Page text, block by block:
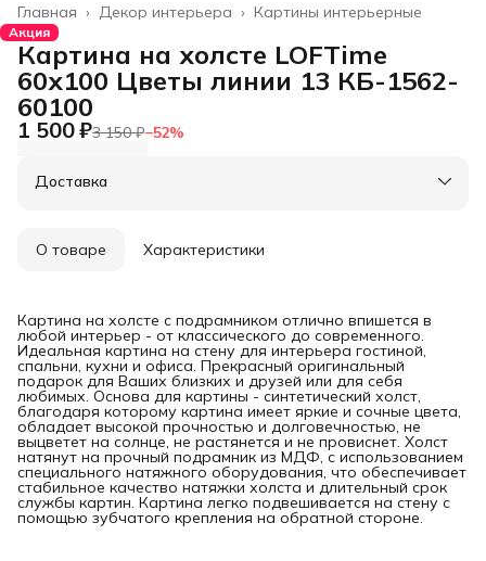
Картины интерьерные
Декор интерьера ›
Главная ›
Акция
Картина на холсте LOFTime
60х100 Цветы линии 13 КБ-1562-
60100
1 500 ₽3 150 ₽−52%
Доставка
О товаре Характеристики
Картина на холсте с подрамником отлично впишется в
любой интерьер - от классического до современного.
Идеальная картина на стену для интерьера гостиной,
спальни, кухни и офиса. Прекрасный оригинальный
подарок для Ваших близких и друзей или для себя
любимых. Основа для картины - синтетический холст,
благодаря которому картина имеет яркие и сочные цвета,
обладает высокой прочностью и долговечностью, не
выцветет на солнце, не растянется и не провиснет. Холст
натянут на прочный подрамник из МДФ, с использованием
специального натяжного оборудования, что обеспечивает
стабильное качество натяжки холста и длительный срок
службы картин. Картина легко подвешивается на стену с
помощью зубчатого крепления на обратной стороне.